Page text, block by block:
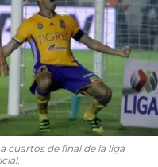
cuartos de final de la liga